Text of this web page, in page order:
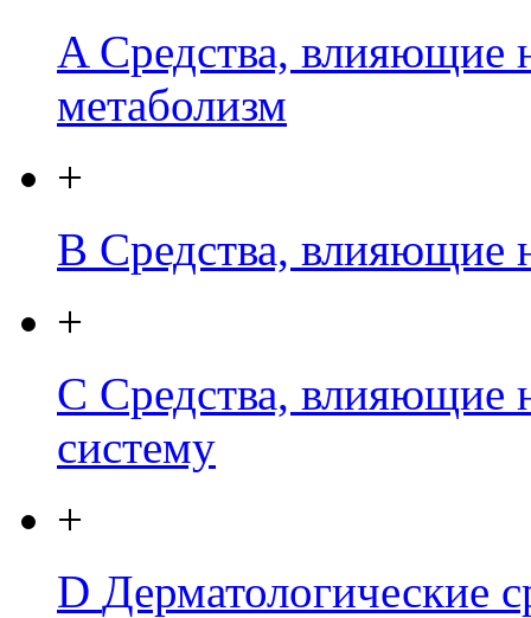
A Средства, влияющие
метаболизм
+
B Средства, влияющие
+
C Средства, влияющие
систему
+
D Дерматологические